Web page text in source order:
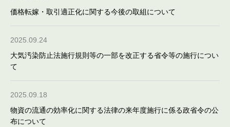
価格転嫁・取引適正化に関する今後の取組について
2025.09.24
大気汚染防止法施行規則等の一部を改正する省令等の施行につい
て
2025.09.18
物資の流通の効率化に関する法律の来年度施行に係る政省令の公
布について